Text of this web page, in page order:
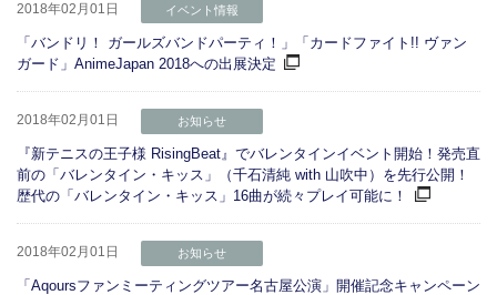
2018年02月01日 イベント情報
「バンドリ！ ガールズバンドパーティ！」「カードファイト!! ヴァン
ガード」AnimeJapan 2018への出展決定
2018年02月01日 お知らせ
『新テニスの王子様 RisingBeat』でバレンタインイベント開始！発売直
前の「バレンタイン・キッス」（千石清純 with 山吹中）を先行公開！
歴代の「バレンタイン・キッス」16曲が続々プレイ可能に！
2018年02月01日 お知らせ
「Aqoursファンミーティングツアー名古屋公演」開催記念キャンペーン